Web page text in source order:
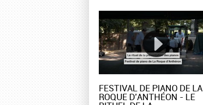
FESTIVAL DE PIANO DE LA
ROQUE D'ANTHÉON - LE